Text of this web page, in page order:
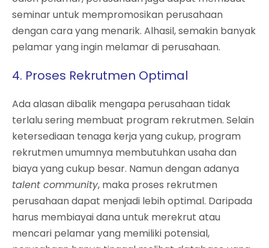
seminar untuk mempromosikan perusahaan
dengan cara yang menarik. Alhasil, semakin banyak
pelamar yang ingin melamar di perusahaan.
4. Proses Rekrutmen Optimal
Ada alasan dibalik mengapa perusahaan tidak
terlalu sering membuat program rekrutmen. Selain
ketersediaan tenaga kerja yang cukup, program
rekrutmen umumnya membutuhkan usaha dan
biaya yang cukup besar. Namun dengan adanya
talent community, maka proses rekrutmen
perusahaan dapat menjadi lebih optimal. Daripada
harus membiayai dana untuk merekrut atau
mencari pelamar yang memiliki potensial,